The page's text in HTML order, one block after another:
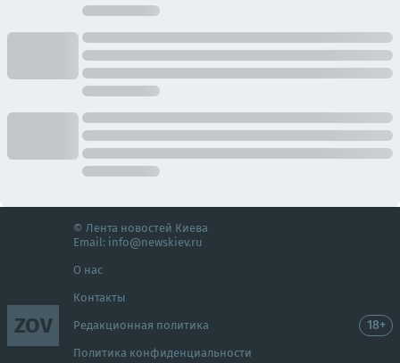
ZOV
© Лента новостей Киева
Email: info@newskiev.ru
О нас
Контакты
Редакционная политика
Политика конфиденциальности
18+